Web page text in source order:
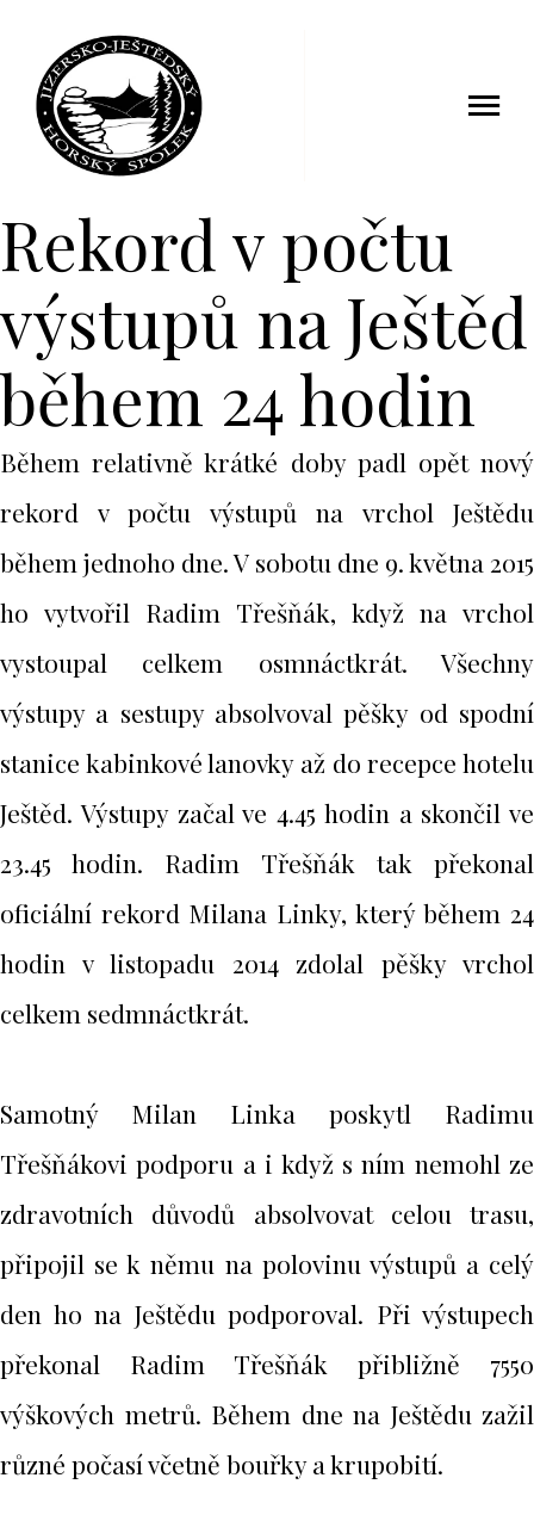
Rekord v počtu
výstupů na Ještěd
během 24 hodin
Během relativně krátké doby padl opět nový
rekord v počtu výstupů na vrchol Ještědu
během jednoho dne. V sobotu dne 9. května 2015
ho vytvořil Radim Třešňák, když na vrchol
vystoupal celkem osmnáctkrát. Všechny
výstupy a sestupy absolvoval pěšky od spodní
stanice kabinkové lanovky až do recepce hotelu
Ještěd. Výstupy začal ve 4.45 hodin a skončil ve
23.45 hodin. Radim Třešňák tak překonal
oficiální rekord Milana Linky, který během 24
hodin v listopadu 2014 zdolal pěšky vrchol
celkem sedmnáctkrát.
Samotný Milan Linka poskytl Radimu
Třešňákovi podporu a i když s ním nemohl ze
zdravotních důvodů absolvovat celou trasu,
připojil se k němu na polovinu výstupů a celý
den ho na Ještědu podporoval. Při výstupech
překonal Radim Třešňák přibližně 7550
výškových metrů. Během dne na Ještědu zažil
různé počasí včetně bouřky a krupobití.